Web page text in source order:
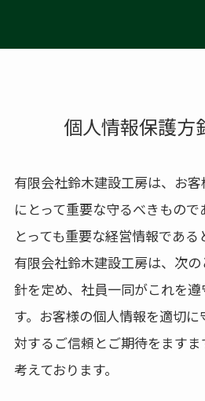
個人情報保護方
有限会社鈴木建設工房は、お
にとって重要な守るべきもの
とっても重要な経営情報である
有限会社鈴木建設工房は、次
針を定め、社員一同がこれを
す。お客様の個人情報を適切
対するご信頼とご期待をます
考えております。